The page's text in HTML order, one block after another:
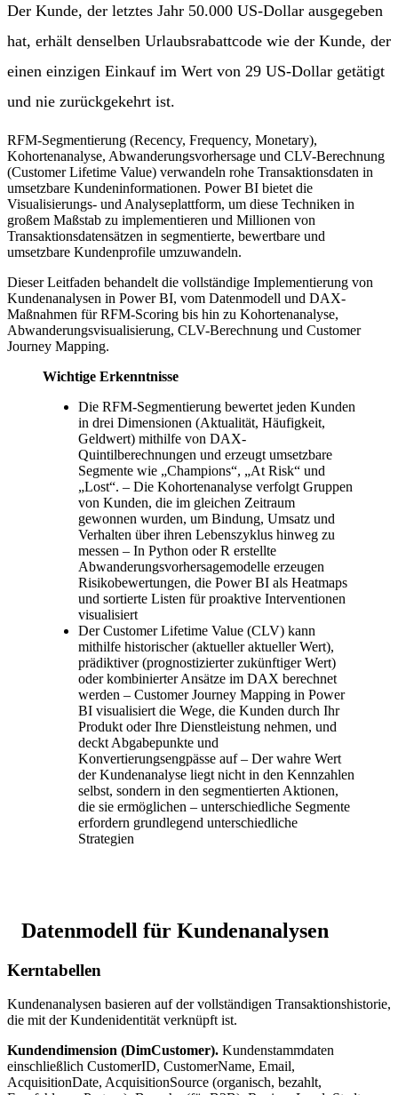
Der Kunde, der letztes Jahr 50.000 US-Dollar ausgegeben
hat, erhält denselben Urlaubsrabattcode wie der Kunde, der
einen einzigen Einkauf im Wert von 29 US-Dollar getätigt
und nie zurückgekehrt ist.
RFM-Segmentierung (Recency, Frequency, Monetary),
Kohortenanalyse, Abwanderungsvorhersage und CLV-Berechnung
(Customer Lifetime Value) verwandeln rohe Transaktionsdaten in
umsetzbare Kundeninformationen. Power BI bietet die
Visualisierungs- und Analyseplattform, um diese Techniken in
großem Maßstab zu implementieren und Millionen von
Transaktionsdatensätzen in segmentierte, bewertbare und
umsetzbare Kundenprofile umzuwandeln.
Dieser Leitfaden behandelt die vollständige Implementierung von
Kundenanalysen in Power BI, vom Datenmodell und DAX-
Maßnahmen für RFM-Scoring bis hin zu Kohortenanalyse,
Abwanderungsvisualisierung, CLV-Berechnung und Customer
Journey Mapping.
Wichtige Erkenntnisse
Die RFM-Segmentierung bewertet jeden Kunden
in drei Dimensionen (Aktualität, Häufigkeit,
Geldwert) mithilfe von DAX-
Quintilberechnungen und erzeugt umsetzbare
Segmente wie „Champions“, „At Risk“ und
„Lost“. – Die Kohortenanalyse verfolgt Gruppen
von Kunden, die im gleichen Zeitraum
gewonnen wurden, um Bindung, Umsatz und
Verhalten über ihren Lebenszyklus hinweg zu
messen – In Python oder R erstellte
Abwanderungsvorhersagemodelle erzeugen
Risikobewertungen, die Power BI als Heatmaps
und sortierte Listen für proaktive Interventionen
visualisiert
Der Customer Lifetime Value (CLV) kann
mithilfe historischer (aktueller aktueller Wert),
prädiktiver (prognostizierter zukünftiger Wert)
oder kombinierter Ansätze im DAX berechnet
werden – Customer Journey Mapping in Power
BI visualisiert die Wege, die Kunden durch Ihr
Produkt oder Ihre Dienstleistung nehmen, und
deckt Abgabepunkte und
Konvertierungsengpässe auf – Der wahre Wert
der Kundenanalyse liegt nicht in den Kennzahlen
selbst, sondern in den segmentierten Aktionen,
die sie ermöglichen – unterschiedliche Segmente
erfordern grundlegend unterschiedliche
Strategien
Datenmodell für Kundenanalysen
Kerntabellen
Kundenanalysen basieren auf der vollständigen Transaktionshistorie,
die mit der Kundenidentität verknüpft ist.
Kundendimension (DimCustomer). Kundenstammdaten
einschließlich CustomerID, CustomerName, Email,
AcquisitionDate, AcquisitionSource (organisch, bezahlt,